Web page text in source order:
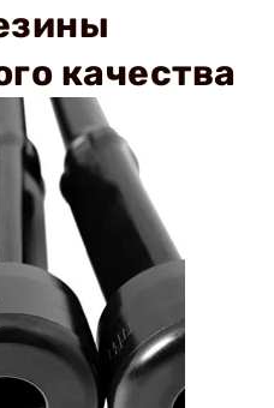
качества